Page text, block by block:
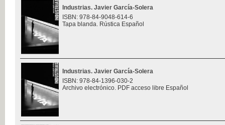
Industrias. Javier García-Solera
ISBN: 978-84-9048-614-6
Tapa blanda. Rústica Español
Industrias. Javier García-Solera
ISBN: 978-84-1396-030-2
Archivo electrónico. PDF acceso libre Español